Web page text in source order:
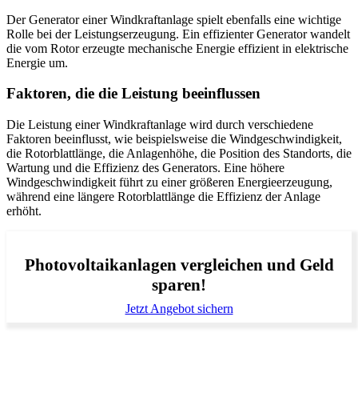
Der Generator einer Windkraftanlage spielt ebenfalls eine wichtige
Rolle bei der Leistungserzeugung. Ein effizienter Generator wandelt
die vom Rotor erzeugte mechanische Energie effizient in elektrische
Energie um.
Faktoren, die die Leistung beeinflussen
Die Leistung einer Windkraftanlage wird durch verschiedene
Faktoren beeinflusst, wie beispielsweise die Windgeschwindigkeit,
die Rotorblattlänge, die Anlagenhöhe, die Position des Standorts, die
Wartung und die Effizienz des Generators. Eine höhere
Windgeschwindigkeit führt zu einer größeren Energieerzeugung,
während eine längere Rotorblattlänge die Effizienz der Anlage
erhöht.
Photovoltaikanlagen vergleichen und Geld
sparen!
Jetzt Angebot sichern